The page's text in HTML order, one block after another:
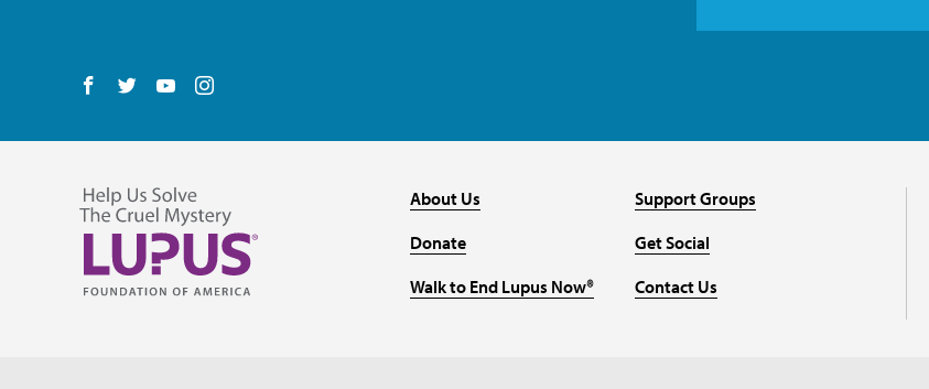
Follow us on Facebook
Follow us on Twitter
Follow us on YouTube
About Us
Donate
Walk to End Lupus Now®
Support Groups
Get Social
Contact Us